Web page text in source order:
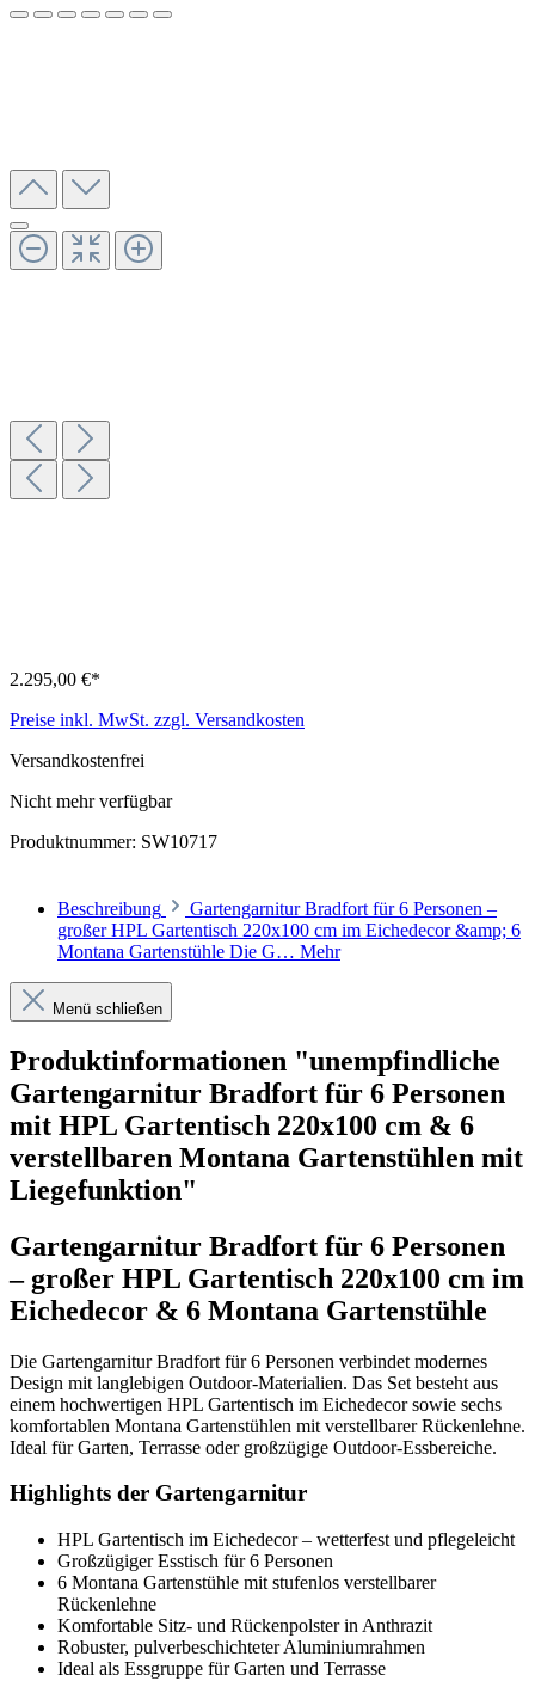
2.295,00 €*
Preise inkl. MwSt. zzgl. Versandkosten
Versandkostenfrei
Nicht mehr verfügbar
Produktnummer: SW10717
Beschreibung
Gartengarnitur Bradfort für 6 Personen –
großer HPL Gartentisch 220x100 cm im Eichedecor &amp; 6
Montana Gartenstühle Die G… Mehr
Menü schließen
Produktinformationen "unempfindliche
Gartengarnitur Bradfort für 6 Personen
mit HPL Gartentisch 220x100 cm & 6
verstellbaren Montana Gartenstühlen mit
Liegefunktion"
Gartengarnitur Bradfort für 6 Personen
– großer HPL Gartentisch 220x100 cm im
Eichedecor & 6 Montana Gartenstühle
Die Gartengarnitur Bradfort für 6 Personen verbindet modernes
Design mit langlebigen Outdoor-Materialien. Das Set besteht aus
einem hochwertigen HPL Gartentisch im Eichedecor sowie sechs
komfortablen Montana Gartenstühlen mit verstellbarer Rückenlehne.
Ideal für Garten, Terrasse oder großzügige Outdoor-Essbereiche.
Highlights der Gartengarnitur
HPL Gartentisch im Eichedecor – wetterfest und pflegeleicht
Großzügiger Esstisch für 6 Personen
6 Montana Gartenstühle mit stufenlos verstellbarer
Rückenlehne
Komfortable Sitz- und Rückenpolster in Anthrazit
Robuster, pulverbeschichteter Aluminiumrahmen
Ideal als Essgruppe für Garten und Terrasse